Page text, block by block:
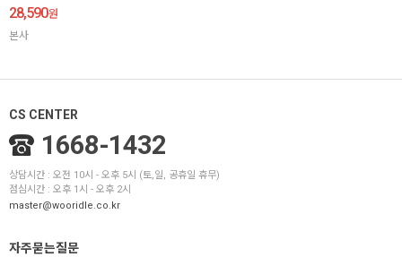
28,590원
본사
CS CENTER
1668-1432
상담시간 : 오전 10시 - 오후 5시 (토,일, 공휴일 휴무)
점심시간 : 오후 1시 - 오후 2시
master@wooridle.co.kr
자주묻는질문